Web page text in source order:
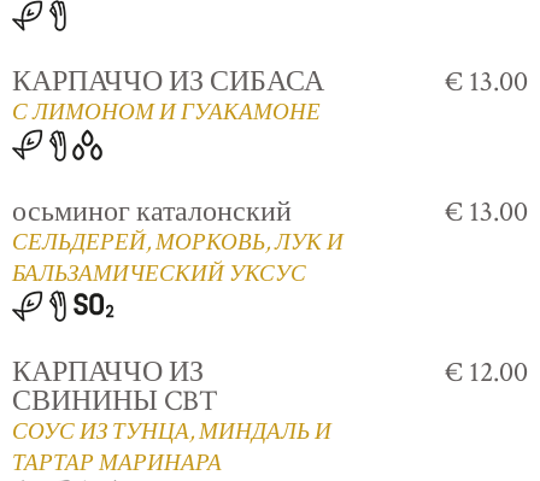
КАРПАЧЧО ИЗ СИБАСА
С ЛИМОНОМ И ГУАКАМОНЕ
€ 13.00
осьминог каталонский
СЕЛЬДЕРЕЙ, МОРКОВЬ, ЛУК И
БАЛЬЗАМИЧЕСКИЙ УКСУС
€ 13.00
КАРПАЧЧО ИЗ
СВИНИНЫ CBT
СОУС ИЗ ТУНЦА, МИНДАЛЬ И
ТАРТАР МАРИНАРА
€ 12.00